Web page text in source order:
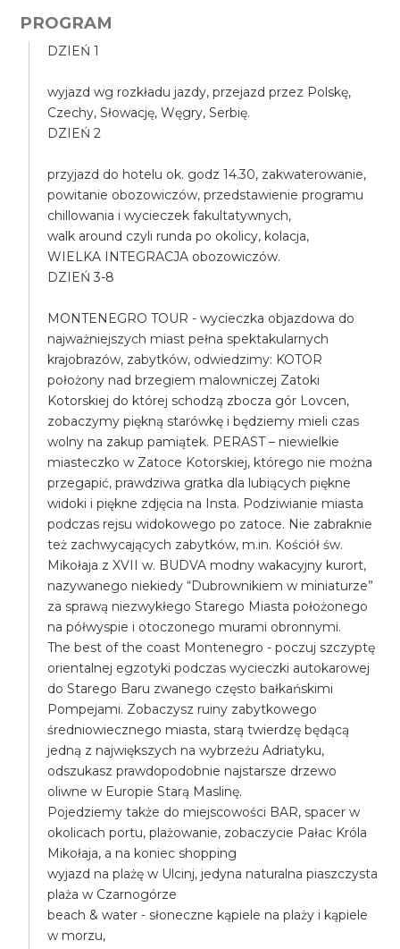
PROGRAM
DZIEŃ 1
wyjazd wg rozkładu jazdy, przejazd przez Polskę,
Czechy, Słowację, Węgry, Serbię.
DZIEŃ 2
przyjazd do hotelu ok. godz 14.30, zakwaterowanie,
powitanie obozowiczów, przedstawienie programu
chillowania i wycieczek fakultatywnych,
walk around czyli runda po okolicy, kolacja,
WIELKA INTEGRACJA obozowiczów.
DZIEŃ 3-8
MONTENEGRO TOUR - wycieczka objazdowa do
najważniejszych miast pełna spektakularnych
krajobrazów, zabytków, odwiedzimy: KOTOR
położony nad brzegiem malowniczej Zatoki
Kotorskiej do której schodzą zbocza gór Lovcen,
zobaczymy piękną starówkę i będziemy mieli czas
wolny na zakup pamiątek. PERAST – niewielkie
miasteczko w Zatoce Kotorskiej, którego nie można
przegapić, prawdziwa gratka dla lubiących piękne
widoki i piękne zdjęcia na Insta. Podziwianie miasta
podczas rejsu widokowego po zatoce. Nie zabraknie
też zachwycających zabytków, m.in. Kościół św.
Mikołaja z XVII w. BUDVA modny wakacyjny kurort,
nazywanego niekiedy “Dubrownikiem w miniaturze”
za sprawą niezwykłego Starego Miasta położonego
na półwyspie i otoczonego murami obronnymi.
The best of the coast Montenegro - poczuj szczyptę
orientalnej egzotyki podczas wycieczki autokarowej
do Starego Baru zwanego często bałkańskimi
Pompejami. Zobaczysz ruiny zabytkowego
średniowiecznego miasta, starą twierdzę będącą
jedną z największych na wybrzeżu Adriatyku,
odszukasz prawdopodobnie najstarsze drzewo
oliwne w Europie Starą Maslinę.
Pojedziemy także do miejscowości BAR, spacer w
okolicach portu, plażowanie, zobaczycie Pałac Króla
Mikołaja, a na koniec shopping
wyjazd na plażę w Ulcinj, jedyna naturalna piaszczysta
plaża w Czarnogórze
beach & water - słoneczne kąpiele na plaży i kąpiele
w morzu,